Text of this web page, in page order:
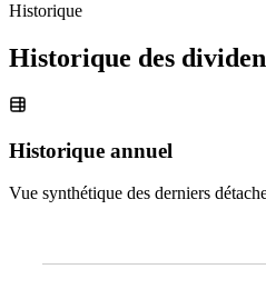
Historique
Historique des
Historique annuel
Vue synthétique des derniers